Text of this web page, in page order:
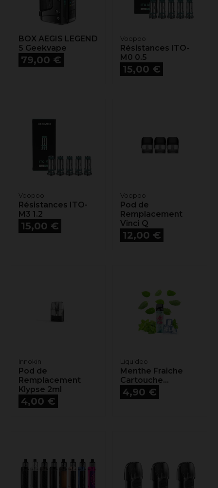
BOX AEGIS LEGEND
5 Geekvape
Prix
79,00 €
Voopoo
Résistances ITO-
M0 0.5
Prix
15,00 €
Voopoo
Résistances ITO-
M3 1.2
Prix
15,00 €
Voopoo
Pod de
Remplacement
Vinci Q
Prix
12,00 €
Innokin
Pod de
Remplacement
Klypse 2ml
Prix
4,00 €
Liquideo
Menthe Fraiche
Cartouche...
Prix
4,90 €